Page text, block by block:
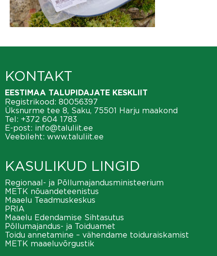
KONTAKT
EESTIMAA TALUPIDAJATE KESKLIIT
Registrikood: 80056397
Üksnurme tee 8, Saku, 75501 Harju maakond
Tel: +372 604 1783
E-post: info@taluliit.ee
Veebileht: www.taluliit.ee
KASULIKUD LINGID
Regionaal- ja Põllumajandusministeerium
METK nõuandeteenistus
Maaelu Teadmuskeskus
PRIA
Maaelu Edendamise Sihtasutus
Põllumajandus- ja Toiduamet
Toidu annetamine – vähendame toiduraiskamist
METK maaeluvõrgustik